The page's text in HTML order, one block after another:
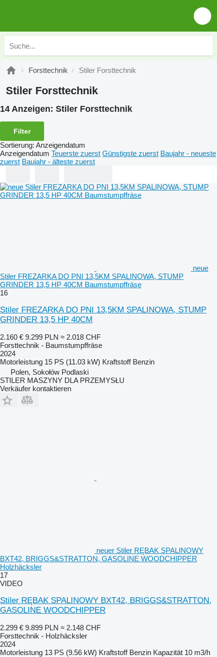
Forsttechnik Stiler Forsttechnik
Stiler Forsttechnik
14 Anzeigen: Stiler Forsttechnik
Filter
Sortierung: Anzeigendatum
Anzeigendatum Teuerste zuerst Günstigste zuerst Baujahr - neueste
zuerst Baujahr - älteste zuerst
neue
Stiler FREZARKA DO PNI 13,5KM SPALINOWA, STUMP
GRINDER 13,5 HP 40CM Baumstumpffräse
16
Stiler FREZARKA DO PNI 13,5KM SPALINOWA, STUMP
GRINDER 13,5 HP 40CM
2.160 € 9.299 PLN ≈ 2.018 CHF
Forsttechnik - Baumstumpffräse
2024
Motorleistung 15 PS (11.03 kW) Kraftstoff Benzin
Polen, Sokołów Podlaski
STILER MASZYNY DLA PRZEMYSŁU
Verkäufer kontaktieren
neuer Stiler RĘBAK SPALINOWY
BXT42, BRIGGS&STRATTON, GASOLINE WOODCHIPPER
Holzhäcksler
17
VIDEO
Stiler RĘBAK SPALINOWY BXT42, BRIGGS&STRATTON,
GASOLINE WOODCHIPPER
2.299 € 9.899 PLN ≈ 2.148 CHF
Forsttechnik - Holzhäcksler
2024
Motorleistung 13 PS (9.56 kW) Kraftstoff Benzin Kapazität 10 m3/h